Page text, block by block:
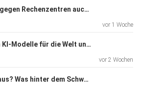
denkt - sie erarbeitet
oder Ursache-Wirkung.
Widerstand gegen Rechenzentren auch in der Schweiz
vor 1 Woche
USA sperren KI-Modelle für die Welt und China liefert die Antwort gratis nach
vor 2 Wochen
Microsoft raus? Was hinter dem Schweizer Cyber-Exit wirklich steckt